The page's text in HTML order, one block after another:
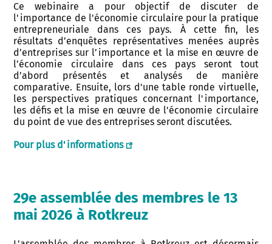
Ce webinaire a pour objectif de discuter de
l'importance de l'économie circulaire pour la pratique
entrepreneuriale dans ces pays. À cette fin, les
résultats d’enquêtes représentatives menées auprès
d’entreprises sur l’importance et la mise en œuvre de
l’économie circulaire dans ces pays seront tout
d’abord présentés et analysés de manière
comparative. Ensuite, lors d'une table ronde virtuelle,
les perspectives pratiques concernant l'importance,
les défis et la mise en œuvre de l'économie circulaire
du point de vue des entreprises seront discutées.
Pour plus d'informations
29e assemblée des membres le 13
mai 2026 à Rotkreuz